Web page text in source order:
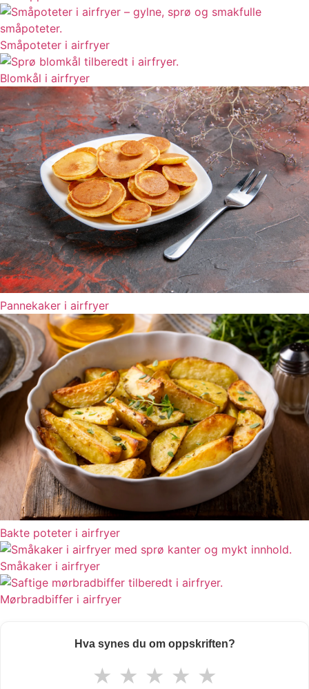
Småpoteter i airfryer
Blomkål i airfryer
Pannekaker i airfryer
Bakte poteter i airfryer
Småkaker i airfryer
Mørbradbiffer i airfryer
Hva synes du om oppskriften?
★ ★ ★ ★ ★